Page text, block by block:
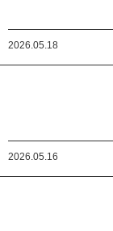
2026.05.18
2026.05.16